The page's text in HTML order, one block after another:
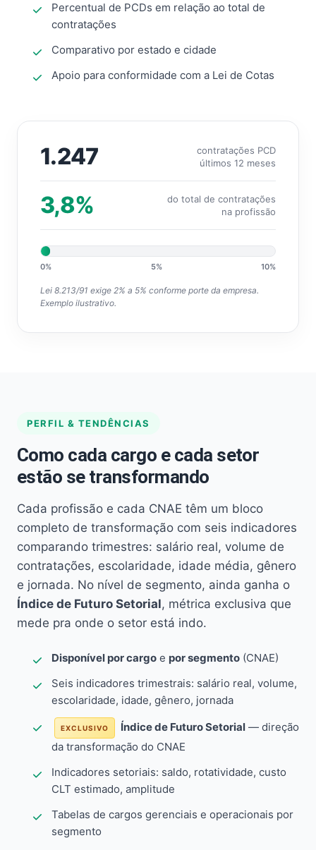
Percentual de PCDs em relação ao total de
contratações
Comparativo por estado e cidade
Apoio para conformidade com a Lei de Cotas
1.247
contratações PCD
últimos 12 meses
3,8%
do total de contratações
na profissão
0% 5% 10%
Lei 8.213/91 exige 2% a 5% conforme porte da empresa.
Exemplo ilustrativo.
PERFIL & TENDÊNCIAS
Como cada cargo e cada setor
estão se transformando
Cada profissão e cada CNAE têm um bloco
completo de transformação com seis indicadores
comparando trimestres: salário real, volume de
contratações, escolaridade, idade média, gênero
e jornada. No nível de segmento, ainda ganha o
Índice de Futuro Setorial, métrica exclusiva que
mede pra onde o setor está indo.
Disponível por cargo e por segmento (CNAE)
Seis indicadores trimestrais: salário real, volume,
escolaridade, idade, gênero, jornada
EXCLUSIVO Índice de Futuro Setorial — direção
da transformação do CNAE
Indicadores setoriais: saldo, rotatividade, custo
CLT estimado, amplitude
Tabelas de cargos gerenciais e operacionais por
segmento